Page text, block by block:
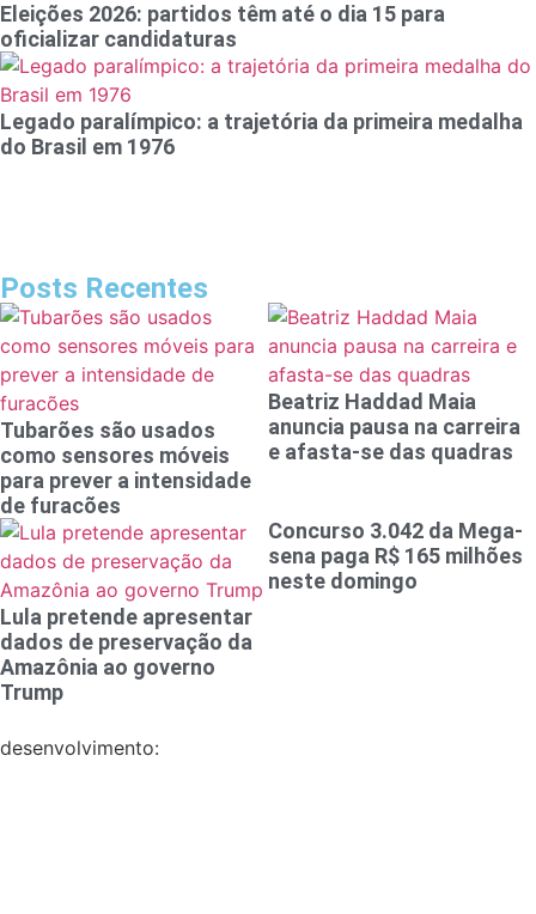
Eleições 2026: partidos têm até o dia 15 para
oficializar candidaturas
Legado paralímpico: a trajetória da primeira medalha
do Brasil em 1976
Posts Recentes
Tubarões são usados
como sensores móveis
para prever a intensidade
de furacões
Beatriz Haddad Maia
anuncia pausa na carreira
e afasta-se das quadras
Lula pretende apresentar
dados de preservação da
Amazônia ao governo
Trump
Concurso 3.042 da Mega-
sena paga R$ 165 milhões
neste domingo
desenvolvimento: